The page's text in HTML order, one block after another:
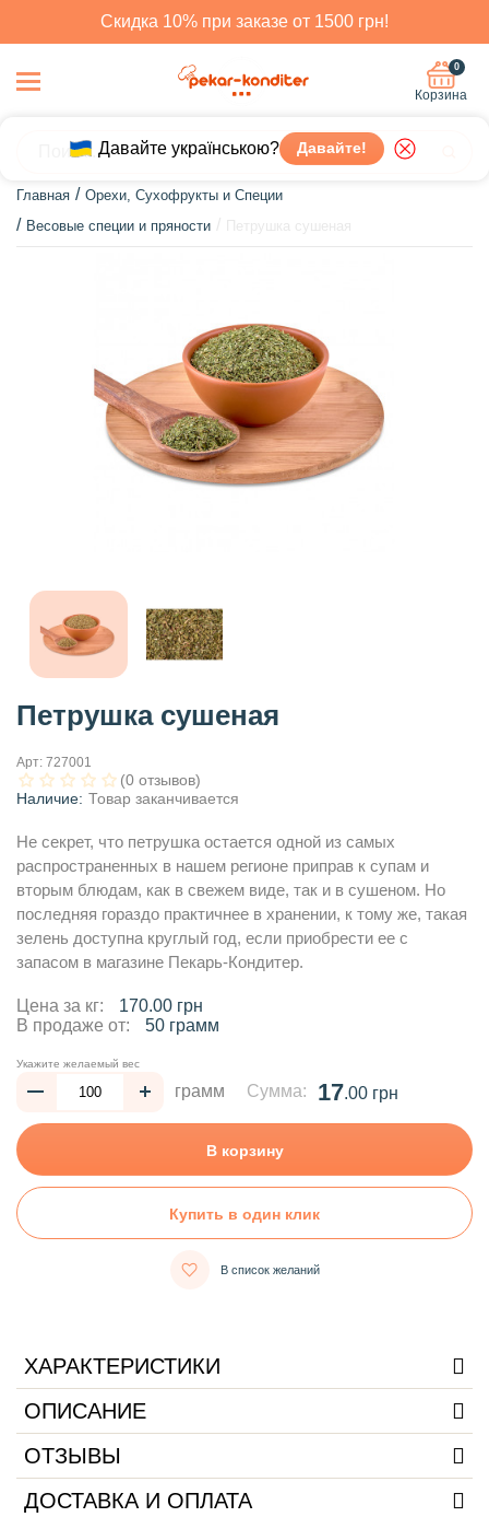
Скидка 10% при заказе от 1500 грн!
Давайте українською? Давайте!
0
Корзина
Главная
Орехи, Сухофрукты и Специи
Весовые специи и пряности
Петрушка сушеная
Арт: 727001
(0 отзывов)
Наличие: Товар заканчивается
Не секрет, что петрушка остается одной из самых
распространенных в нашем регионе приправ к супам и
вторым блюдам, как в свежем виде, так и в сушеном. Но
последняя гораздо практичнее в хранении, к тому же, такая
зелень доступна круглый год, если приобрести ее с
запасом в магазине Пекарь-Кондитер.
Цена за кг:
170.00 грн
В продаже от:
50 грамм
Укажите желаемый вес
грамм Сумма: 17.00 грн
В корзину
Купить в один клик
В список желаний
ХАРАКТЕРИСТИКИ
ОПИСАНИЕ
ОТЗЫВЫ
ДОСТАВКА И ОПЛАТА